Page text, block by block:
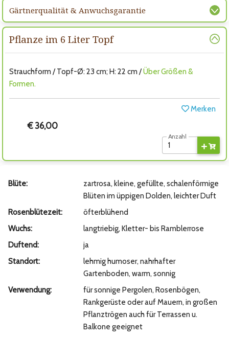
Gärtnerqualität & Anwuchsgarantie
Pflanze im 6 Liter Topf
Strauchform / Topf-Ø: 23 cm; H: 22 cm /Über Größen &
Formen.
Merken
€ 36,00
Anzahl
Blüte:
zartrosa, kleine, gefüllte, schalenförmige
Blüten im üppigen Dolden, leichter Duft
Rosenblütezeit:
öfterblühend
Wuchs:
langtriebig, Kletter- bis Ramblerrose
Duftend:
ja
Standort:
lehmig humoser, nahrhafter
Gartenboden, warm, sonnig
Verwendung:
für sonnige Pergolen, Rosenbögen,
Rankgerüste oder auf Mauern, in großen
Pflanztrögen auch für Terrassen u.
Balkone geeignet